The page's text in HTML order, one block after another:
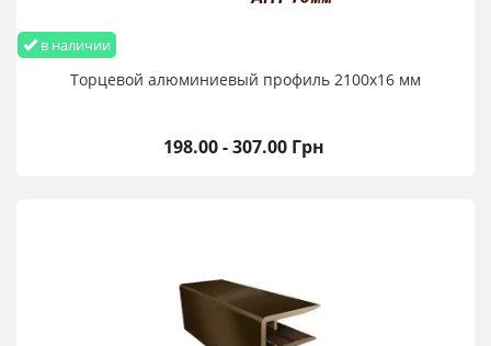
в наличии
Торцевой алюминиевый профиль 2100х16 мм
198.00 - 307.00 Грн